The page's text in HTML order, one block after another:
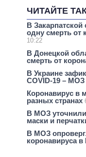
ЧИТАЙТЕ
В
одну смерть от
10:22
В Донецкой
смерть от
В Украине
COVID-19 – МОЗ
Коронавирус в
разных странах
В МОЗ
маски и
В МОЗ
коронавируса в